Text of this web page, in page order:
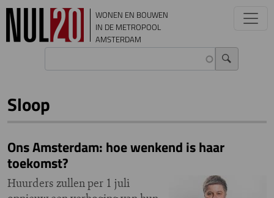
Overslaan en naar de inhoud gaan
WONEN EN BOUWEN
IN DE METROPOOL
AMSTERDAM
Sloop
Ons Amsterdam: hoe wenkend is haar
toekomst?
Huurders zullen per 1 juli